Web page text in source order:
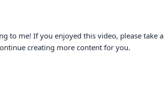
to me! If you enjoyed this video, please take a
creating more content for you.